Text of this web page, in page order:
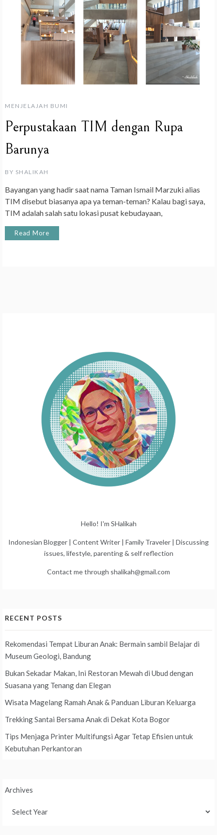
MENJELAJAH BUMI
Perpustakaan TIM dengan Rupa
Barunya
BY SHALIKAH
Bayangan yang hadir saat nama Taman Ismail Marzuki alias
TIM disebut biasanya apa ya teman-teman? Kalau bagi saya,
TIM adalah salah satu lokasi pusat kebudayaan,
Read More
Hello! I'm SHalikah
Indonesian Blogger | Content Writer | Family Traveler | Discussing
issues, lifestyle, parenting & self reflection
Contact me through shalikah@gmail.com
RECENT POSTS
Rekomendasi Tempat Liburan Anak: Bermain sambil Belajar di
Museum Geologi, Bandung
Bukan Sekadar Makan, Ini Restoran Mewah di Ubud dengan
Suasana yang Tenang dan Elegan
Wisata Magelang Ramah Anak & Panduan Liburan Keluarga
Trekking Santai Bersama Anak di Dekat Kota Bogor
Tips Menjaga Printer Multifungsi Agar Tetap Efisien untuk
Kebutuhan Perkantoran
Archives